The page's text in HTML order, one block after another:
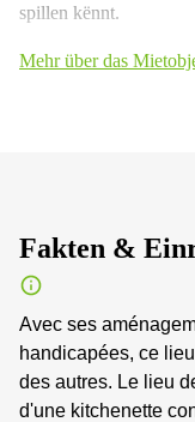
spillen kënnt.
Mehr über das
Fakten &
Avec ses
handicapées, ce
des autres. Le lieu
d'une kitchenette